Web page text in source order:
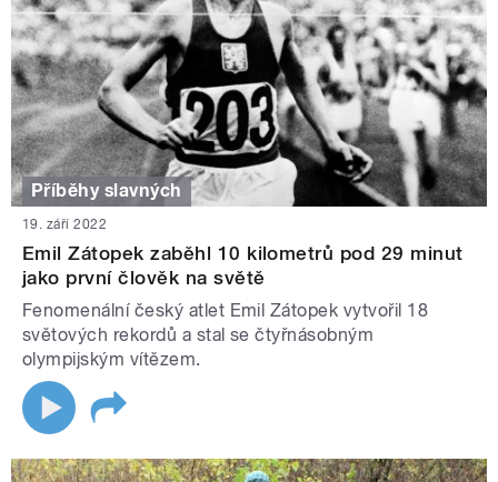
Příběhy slavných
19. září 2022
Emil Zátopek zaběhl 10 kilometrů pod 29 minut
jako první člověk na světě
Fenomenální český atlet Emil Zátopek vytvořil 18
světových rekordů a stal se čtyřnásobným
olympijským vítězem.